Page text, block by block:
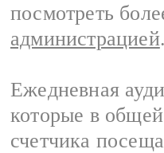
посмотреть
администрацией.
Ежедневная
которые в
счетчика